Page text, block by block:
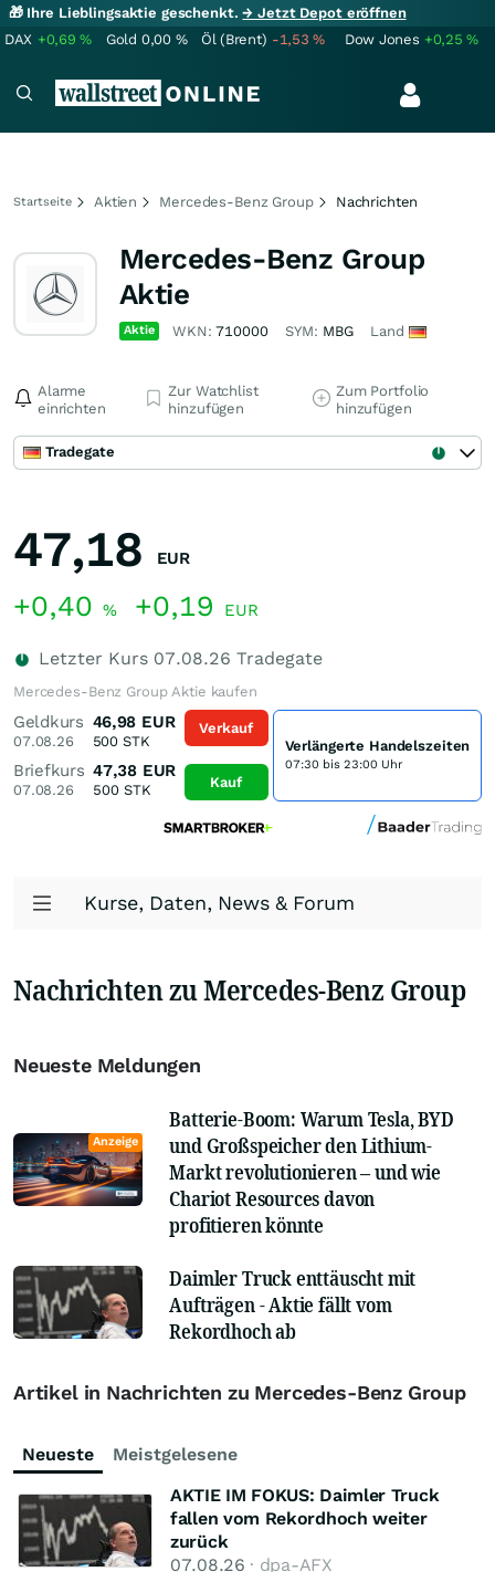
🎁 Ihre Lieblingsaktie geschenkt.→ Jetzt Depot eröffnen
DAX +0,69% Gold 0,00 % Öl (Brent) -1,53% Dow Jones +0,25%
Startseite Aktien Mercedes-Benz Group Nachrichten
Mercedes-Benz Group
Aktie
Aktie WKN:710000 SYM: MBG Land
Alarme
einrichten
Zur Watchlist
hinzufügen
Zum Portfolio
hinzufügen
Tradegate
47,18 EUR
+0,40 % +0,19 EUR
Letzter Kurs 07.08.26 Tradegate
Mercedes-Benz Group Aktie kaufen
Geldkurs
07.08.26
46,98 EUR
500 STK
Briefkurs
07.08.26
47,38 EUR
500STK
Verkauf
Kauf
Verlängerte Handelszeiten
07:30 bis 23:00 Uhr
Kurse, Daten, News & Forum
Nachrichten zu Mercedes-Benz Group
Neueste Meldungen
Anzeige
Batterie-Boom: Warum Tesla, BYD
und Großspeicher den Lithium-
Markt revolutionieren – und wie
Chariot Resources davon
profitieren könnte
Daimler Truck enttäuscht mit
Aufträgen - Aktie fällt vom
Rekordhoch ab
Artikel in Nachrichten zu Mercedes-Benz Group
Neueste
Meistgelesene
AKTIE IM FOKUS: Daimler Truck
fallen vom Rekordhoch weiter
zurück
07.08.26 · dpa-AFX